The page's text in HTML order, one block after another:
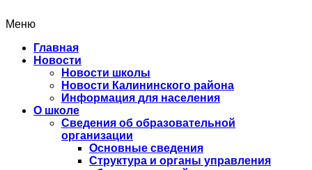
Меню
Главная
Новости
Новости школы
Новости Калининского района
Информация для населения
О школе
Сведения об образовательной
организации
Основные сведения
Структура и органы управления